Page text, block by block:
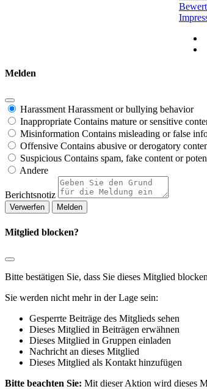
Melden
Harassment Harassment or bullying behavior
Inappropriate Contains mature or sensitive
Misinformation Contains misleading or false
Offensive Contains abusive or derogatory
Suspicious Contains spam, fake content or
Andere
Berichtsnotiz
Melden
Mitglied blocken?
Bitte bestätigen Sie, dass Sie dieses Mitglied
Sie werden nicht mehr in der Lage sein:
Gesperrte Beiträge des Mitglieds sehen
Dieses Mitglied in Beiträgen erwähnen
Dieses Mitglied in Gruppen einladen
Nachricht an dieses Mitglied
Dieses Mitglied als Kontakt hinzufügen
Bitte beachten Sie: Mit dieser Aktion wird dieses